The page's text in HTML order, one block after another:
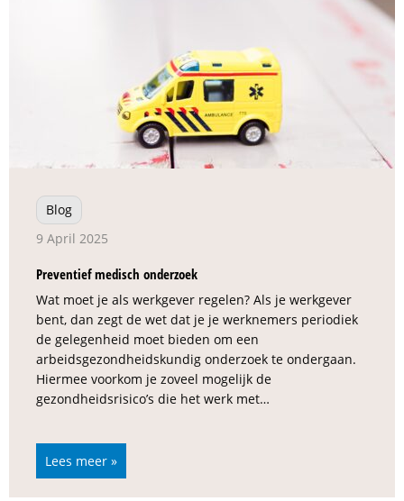
Blog
9 April 2025
Preventief medisch onderzoek
Wat moet je als werkgever regelen? Als je werkgever
bent, dan zegt de wet dat je je werknemers periodiek
de gelegenheid moet bieden om een
arbeidsgezondheidskundig onderzoek te ondergaan.
Hiermee voorkom je zoveel mogelijk de
gezondheidsrisico’s die het werk met…
Lees meer »